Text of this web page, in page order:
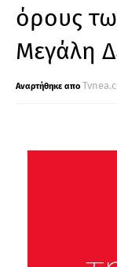
όρους
Μεγάλη